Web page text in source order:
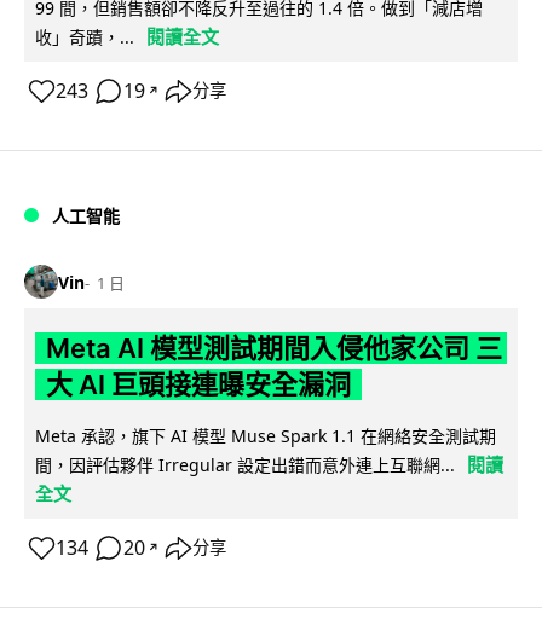
99 間，但銷售額卻不降反升至過往的 1.4 倍。做到「減店增
收」奇蹟，...
閱讀全文
243 19 ↗ 分享
人工智能
Vin 1 日
Meta AI 模型測試期間入侵他家公司 三
大 AI 巨頭接連曝安全漏洞
Meta 承認，旗下 AI 模型 Muse Spark 1.1 在網絡安全測試期
間，因評估夥伴 Irregular 設定出錯而意外連上互聯網...
閱讀
全文
134 20 ↗ 分享